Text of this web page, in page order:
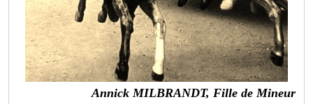
Annick MILBRANDT, Fille de Mineur